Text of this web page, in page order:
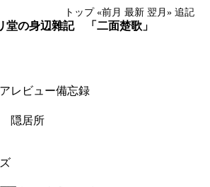
トップ «前月 最新 翌月» 追記
堂の身辺雜記 「二面楚歌」
レビュー備忘録
隠居所